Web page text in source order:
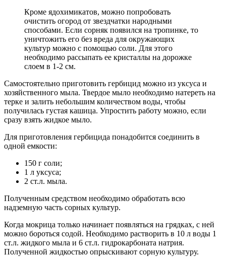
Кроме ядохимикатов, можно попробовать
очистить огород от звездчатки народными
способами. Если сорняк появился на тропинке, то
уничтожить его без вреда для окружающих
культур можно с помощью соли. Для этого
необходимо рассыпать ее кристаллы на дорожке
слоем в 1-2 см.
Самостоятельно приготовить гербицид можно из уксуса и
хозяйственного мыла. Твердое мыло необходимо натереть на
терке и залить небольшим количеством воды, чтобы
получилась густая кашица. Упростить работу можно, если
сразу взять жидкое мыло.
Для приготовления гербицида понадобится соединить в
одной емкости:
150 г соли;
1 л уксуса;
2 ст.л. мыла.
Полученным средством необходимо обработать всю
надземную часть сорных культур.
Когда мокрица только начинает появляться на грядках, с ней
можно бороться содой. Необходимо растворить в 10 л воды 1
ст.л. жидкого мыла и 6 ст.л. гидрокарбоната натрия.
Полученной жидкостью опрыскивают сорную культуру.